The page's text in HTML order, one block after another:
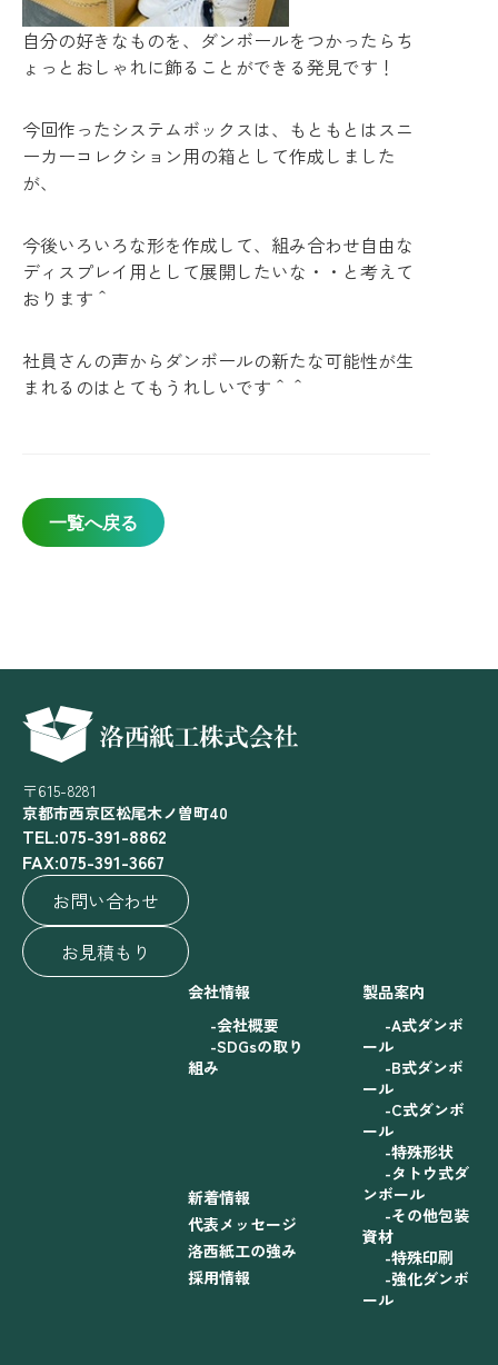
自分の好きなものを、ダンボールをつかったらち
ょっとおしゃれに飾ることができる発見です！
今回作ったシステムボックスは、もともとはスニ
ーカーコレクション用の箱として作成しました
が、
今後いろいろな形を作成して、組み合わせ自由な
ディスプレイ用として展開したいな・・と考えて
おります＾
社員さんの声からダンボールの新たな可能性が生
まれるのはとてもうれしいです＾＾
一覧へ戻る
〒615-8281
京都市西京区松尾木ノ曽町40
TEL:075-391-8862
FAX:075-391-3667
会社情報
会社概要
SDGsの取り
組み
製品案内
A式ダンボ
ール
B式ダンボ
ール
C式ダンボ
ール
特殊形状
タトウ式ダ
ンボール
その他包装
資材
特殊印刷
強化ダンボ
ール
新着情報
代表メッセージ
洛西紙工の強み
採用情報
お問い合わせ
お見積もり